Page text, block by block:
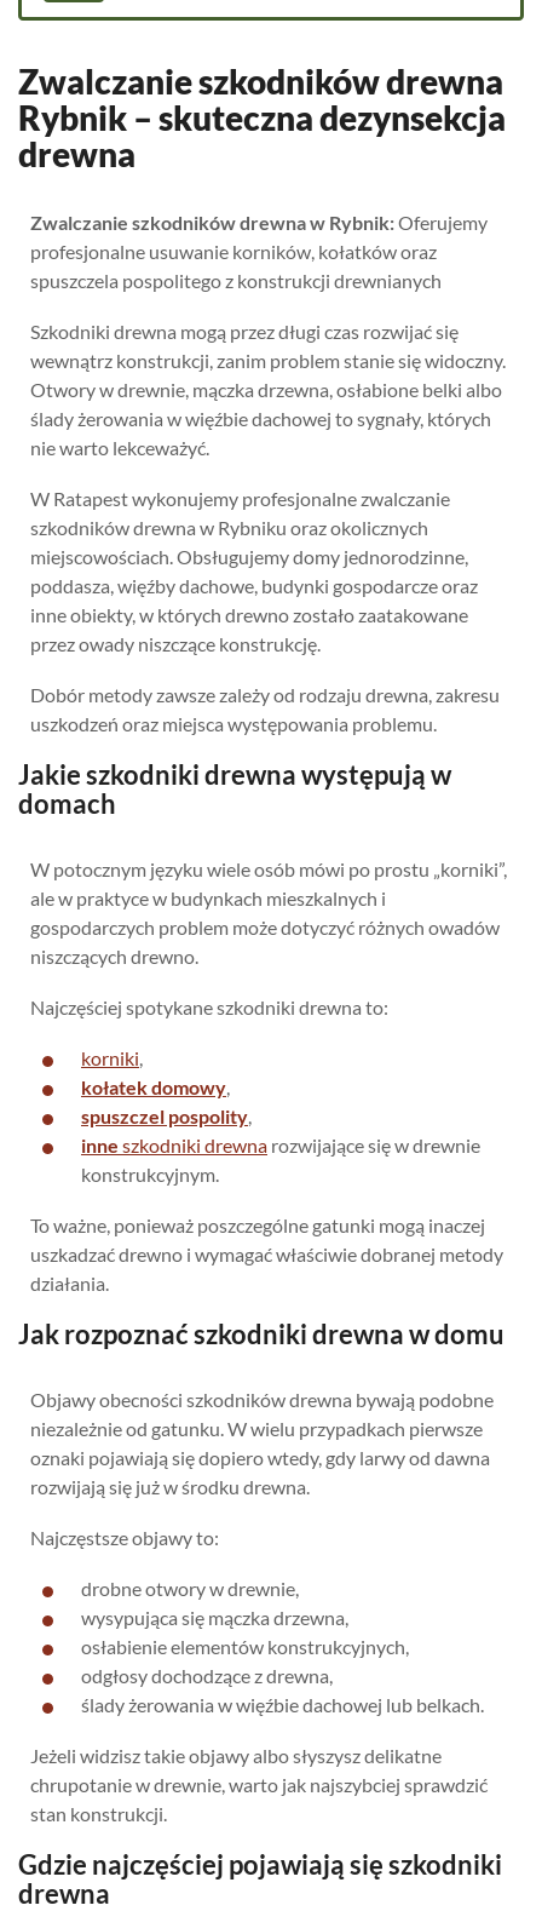
Zwalczanie szkodników drewna
Rybnik – skuteczna dezynsekcja
drewna
Zwalczanie szkodników drewna w Rybnik:Oferujemy
profesjonalne usuwanie korników, kołatków oraz
spuszczela pospolitego z konstrukcji drewnianych
Szkodniki drewna mogą przez długi czas rozwijać się
wewnątrz konstrukcji, zanim problem stanie się widoczny.
Otwory w drewnie, mączka drzewna, osłabione belki albo
ślady żerowania w więźbie dachowej to sygnały, których
nie warto lekceważyć.
W Ratapest wykonujemy profesjonalne zwalczanie
szkodników drewna w Rybniku oraz okolicznych
miejscowościach. Obsługujemy domy jednorodzinne,
poddasza, więźby dachowe, budynki gospodarcze oraz
inne obiekty, w których drewno zostało zaatakowane
przez owady niszczące konstrukcję.
Dobór metody zawsze zależy od rodzaju drewna, zakresu
uszkodzeń oraz miejsca występowania problemu.
Jakie szkodniki drewna występują w
domach
W potocznym języku wiele osób mówi po prostu „korniki”,
ale w praktyce w budynkach mieszkalnych i
gospodarczych problem może dotyczyć różnych owadów
niszczących drewno.
Najczęściej spotykane szkodniki drewna to:
korniki,
kołatek domowy,
spuszczel pospolity,
inne szkodniki drewna rozwijające się w drewnie
konstrukcyjnym.
To ważne, ponieważ poszczególne gatunki mogą inaczej
uszkadzać drewno i wymagać właściwie dobranej metody
działania.
Jak rozpoznać szkodniki drewna w domu
Objawy obecności szkodników drewna bywają podobne
niezależnie od gatunku. W wielu przypadkach pierwsze
oznaki pojawiają się dopiero wtedy, gdy larwy od dawna
rozwijają się już w środku drewna.
Najczęstsze objawy to:
drobne otwory w drewnie,
wysypująca się mączka drzewna,
osłabienie elementów konstrukcyjnych,
odgłosy dochodzące z drewna,
ślady żerowania w więźbie dachowej lub belkach.
Jeżeli widzisz takie objawy albo słyszysz delikatne
chrupotanie w drewnie, warto jak najszybciej sprawdzić
stan konstrukcji.
Gdzie najczęściej pojawiają się szkodniki
drewna